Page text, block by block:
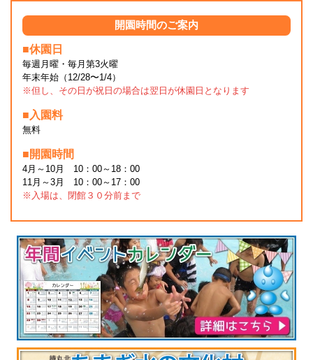
開園時間のご案内
■休園日
毎週月曜・毎月第3火曜
年末年始（12/28〜1/4）
※但し、その日が祝日の場合は翌日が休園日となります
■入園料
無料
■開園時間
4月～10月 10：00～18：00
11月～3月 10：00～17：00
※入場は、閉館３０分前まで